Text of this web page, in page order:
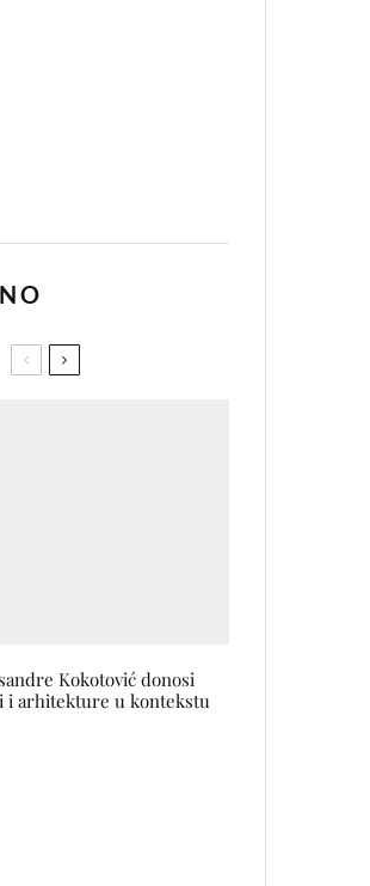
Kokotović donosi
i arhitekture u kontekstu